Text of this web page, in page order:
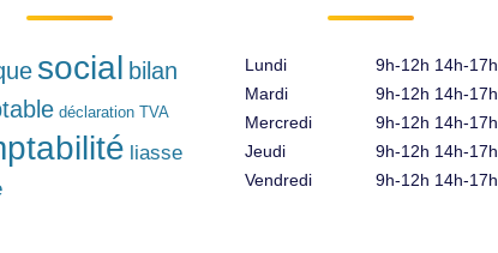
social bilan
déclaration TVA
liasse
Lundi
Mardi
Mercredi
Jeudi
Vendredi
9h-12h 14h-17h
9h-12h 14h-17h
9h-12h 14h-17h
9h-12h 14h-17h
9h-12h 14h-17h